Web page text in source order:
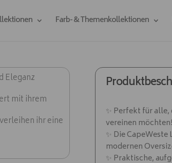
Farb- & Themenkollektionen
Eleganz
mit ihrem
ihr eine
✨ Perfekt für
vereinen möchten!
✨ Die
modernen
✨ Praktische,